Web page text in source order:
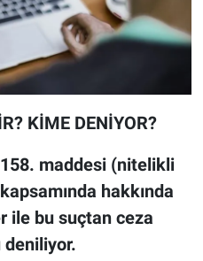
KİME DENİYOR?
maddesi (nitelikli
hakkında
ile bu suçtan ceza